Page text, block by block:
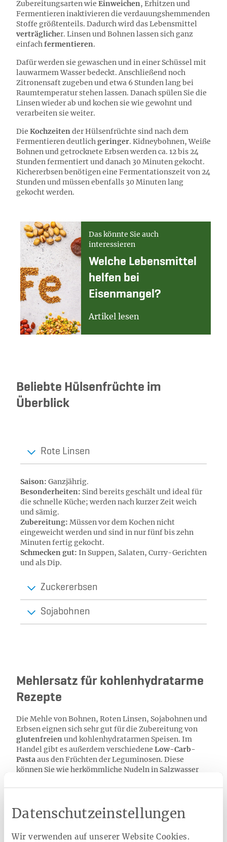
Datenschutzeinstellungen
Wir verwenden auf unserer Website Cookies.
Zubereitungsarten wie Einweichen, Erhitzen und
Fermentieren inaktivieren die verdauungshemmenden
Stoffe größtenteils. Dadurch wird das Lebensmittel
verträglicher. Linsen und Bohnen lassen sich ganz
einfachfermentieren.
Dafür werden sie gewaschen und in einer Schüssel mit
lauwarmem Wasser bedeckt. Anschließend noch
Zitronensaft zugeben und etwa 6 Stunden lang bei
Raumtemperatur stehen lassen. Danach spülen Sie die
Linsen wieder ab und kochen sie wie gewohnt und
verarbeiten sie weiter.
Die Kochzeitender Hülsenfrüchte sind nach dem
Fermentieren deutlichgeringer. Kidneybohnen, Weiße
Bohnen und getrocknete Erbsen werden ca. 12 bis 24
Stunden fermentiert und danach 30 Minuten gekocht.
Kichererbsen benötigen eine Fermentationszeit von 24
Stunden und müssen ebenfalls 30 Minuten lang
gekocht werden.
Das könnte Sie auch
interessieren
Welche Lebensmittel
helfen bei
Eisenmangel?
Artikel lesen
Beliebte Hülsenfrüchte im
Überblick
Rote Linsen
Saison: Ganzjährig.
Besonderheiten: Sind bereits geschält und ideal für
die schnelle Küche; werden nach kurzer Zeit weich
und sämig.
Zubereitung: Müssen vor dem Kochen nicht
eingeweicht werden und sind in nur fünf bis zehn
Minuten fertig gekocht.
Schmecken gut: In Suppen, Salaten, Curry-Gerichten
und als Dip.
Zuckererbsen
Sojabohnen
Mehlersatz für kohlenhydratarme
Rezepte
Die Mehle von Bohnen, Roten Linsen, Sojabohnen und
Erbsen eignen sich sehr gut für die Zubereitung von
glutenfreienund kohlenhydratarmen Speisen. Im
Handel gibt es außerdem verschiedene Low-Carb-
Pastaaus den Früchten der Leguminosen. Diese
können Sie wie herkömmliche Nudeln in Salzwasser
des Mehls ohne Einbußen im Geschmack mit Erbsen-,
Süßlupinen- oder Linsenmehl ersetzen. Das spart